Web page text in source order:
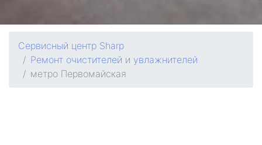
Сервисный центр Sharp
Ремонт очистителей и увлажнителей
метро Первомайская